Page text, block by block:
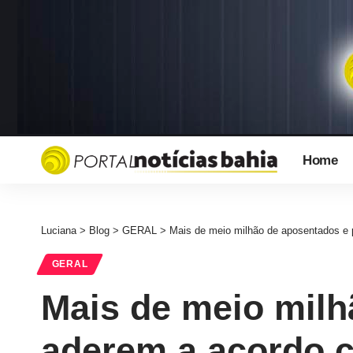
Home
Luciana> Blog > GERAL > Mais de meio milhão de aposentados
GERAL
Mais de meio